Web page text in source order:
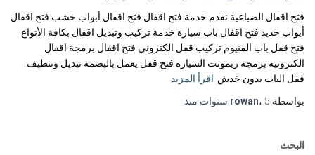
فتح اقفال الضباعية نقدم خدمة فتح اقفال فتح اقفال أبواب خشب فتح اقفال
أبواب حديد فتح اقفال باب سيارة خدمة تركيب وتبديل اقفال بكافة الأنواع
فتح قفل باب المنيوم تركيب قفل الكتروني فتح اقفال برمجة اقفال
الكترونية برمجة ريمونت السيارة فتح قفل يعمل بالبصمة تبديل وتنظيف
قفل الباب بدون خدش اقرأ المزيد
بواسطة
rowan، 5 سنوات منذ
البحث